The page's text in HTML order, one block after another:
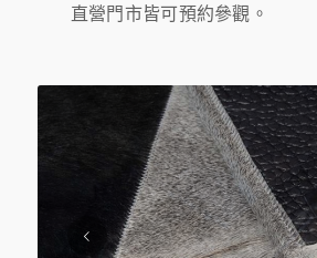
直營門市皆可預約參觀。
下一頁